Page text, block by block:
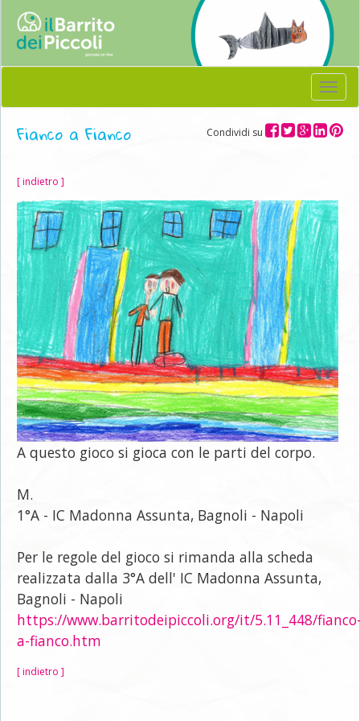
Menu
Condividi su
Fianco a Fianco
[ indietro ]
A questo gioco si gioca con le parti del corpo.
M.
1°A - IC Madonna Assunta, Bagnoli - Napoli
Per le regole del gioco si rimanda alla scheda
realizzata dalla 3°A dell' IC Madonna Assunta,
Bagnoli - Napoli
https://www.barritodeipiccoli.org/it/5.11_448/
a-fianco.htm
[ indietro ]